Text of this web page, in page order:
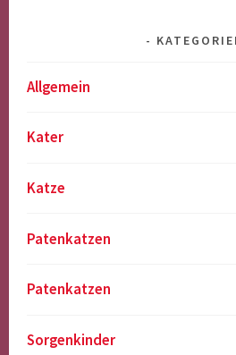
Allgemein
Kater
Katze
Patenkatzen
Patenkatzen
Sorgenkinder